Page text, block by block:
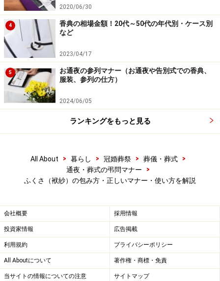
状態で開いたとき、慶事は右手で開ける(右開き)、弔事
は左手で開ける(左開き)と覚えておくと良いでしょう。
上下の折り込み方は、弔事は悲しみで瞼を閉じている様
子を表現するように、下を先に折、上からかぶせるよう
に折りたたみます。逆に慶事は「福」を受け止めるため
に上を折って下を重ねます。財布状の金封ふくさも同
様、慶弔で右開き、左開きの入れ方が異なります。
ふくさから金封の渡し方
金封を渡すときは、軽くたたんだ袱紗をお盆にみたてて
手にのせ、その上にまずは自分の方向に金封をのせま
す。次に相手から見て金封が正面になるように回転さ
せ、両手を添えて金封のみ差し出します。受付にお盆が
ある場合は、手渡しではなくお盆の上に置きます。
2020/06/30
4
香典の相場金額！20代～50代の年代別・ケース別
など
2023/04/17
5
お通夜の参列マナー（お通夜や告別式での香典、
服装、参列の仕方）
2024/06/05
ランキングをもっと見る
All About > 暮らし > 冠婚葬祭 > 葬儀・葬式
>
通夜・葬式の弔問マナー
>
ふくさ（袱紗）の包み方・正しいマナー・使い方を解説
会社概要 採用情報
投資家情報 広告掲載
利用規約 プライバシーポリシー
All Aboutについて 著作権・商標・免責
当サイトの情報についての注意 サイトマップ